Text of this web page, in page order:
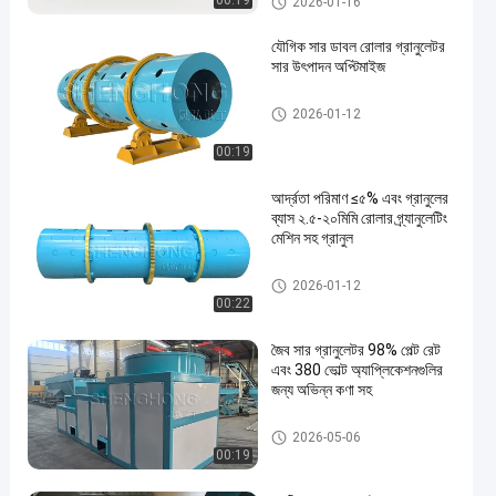
00:19
যৌগিক সার ডাবল রোলার গ্রানুলেটর
সার উৎপাদন অপ্টিমাইজ
সার গ্রানুলেটর মেশিন
2026-01-12
00:22
আর্দ্রতা পরিমাণ ≤৫% এবং গ্রানুলের
ব্যাস ২.৫-২০মিমি রোলার গ্র্যানুলেটিং
মেশিন সহ গ্রানুল
সার গ্রানুলেটর মেশিন
2026-01-12
00:19
জৈব সার গ্রানুলেটর 98% পেল্ট রেট
এবং 380 ভোল্ট অ্যাপ্লিকেশনগুলির
জন্য অভিন্ন কণা সহ
জৈব সার গ্র্যানুলেটর
2026-05-06